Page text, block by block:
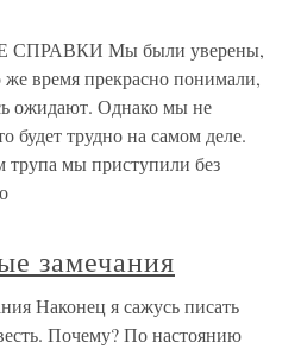
Мы были уверены,
же время прекрасно понимали,
ожидают. Однако мы не
будет трудно на самом деле.
трупа мы приступили без
замечания
Наконец я сажусь писать
Почему? По настоянию